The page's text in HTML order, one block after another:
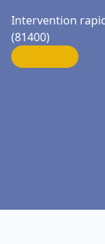
Intervention
(81400)